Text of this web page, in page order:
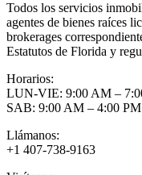
Todos los servicios
agentes de bienes raíces
brokerages
Estatutos de Florida y
Horarios:
LUN-VIE: 9:00 AM –
SAB: 9:00 AM – 4:00 PM
Llámanos:
+1 407-738-9163